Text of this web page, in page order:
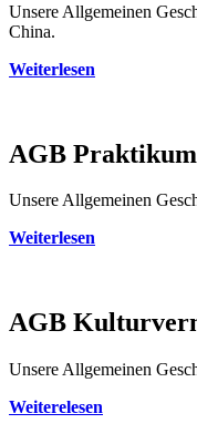
Unsere Allgemeinen
China.
Weiterlesen
AGB Praktikum
Unsere Allgemeinen
Weiterlesen
AGB
Unsere Allgemeinen
Weiterelesen